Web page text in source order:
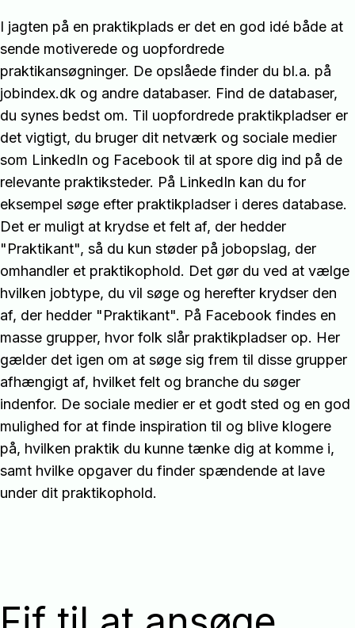
I jagten på en praktikplads er det en god idé både at
sende motiverede og uopfordrede
praktikansøgninger. De opslåede finder du bl.a. på
jobindex.dk og andre databaser. Find de databaser,
du synes bedst om. Til uopfordrede praktikpladser er
det vigtigt, du bruger dit netværk og sociale medier
som LinkedIn og Facebook til at spore dig ind på de
relevante praktiksteder. På LinkedIn kan du for
eksempel søge efter praktikpladser i deres database.
Det er muligt at krydse et felt af, der hedder
"Praktikant", så du kun støder på jobopslag, der
omhandler et praktikophold. Det gør du ved at vælge
hvilken jobtype, du vil søge og herefter krydser den
af, der hedder "Praktikant". På Facebook findes en
masse grupper, hvor folk slår praktikpladser op. Her
gælder det igen om at søge sig frem til disse grupper
afhængigt af, hvilket felt og branche du søger
indenfor. De sociale medier er et godt sted og en god
mulighed for at finde inspiration til og blive klogere
på, hvilken praktik du kunne tænke dig at komme i,
samt hvilke opgaver du finder spændende at lave
under dit praktikophold.